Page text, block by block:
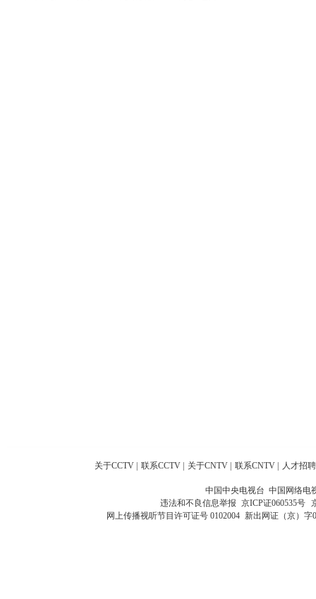
关于CCTV 联系CCTV 关于CNTV 联系CNTV 人才招聘
中国中央电视台 中国网络电
违法和不良信息举报 京ICP证060535号
网上传播视听节目许可证号 0102004 新出网证（京）